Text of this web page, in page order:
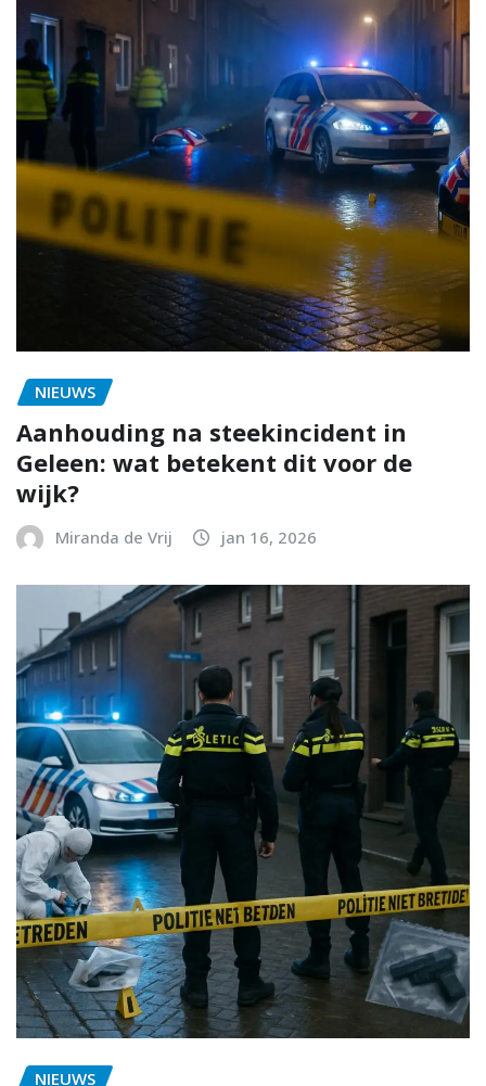
NIEUWS
Aanhouding na steekincident in
Geleen: wat betekent dit voor de
wijk?
Miranda de Vrij jan 16, 2026
NIEUWS